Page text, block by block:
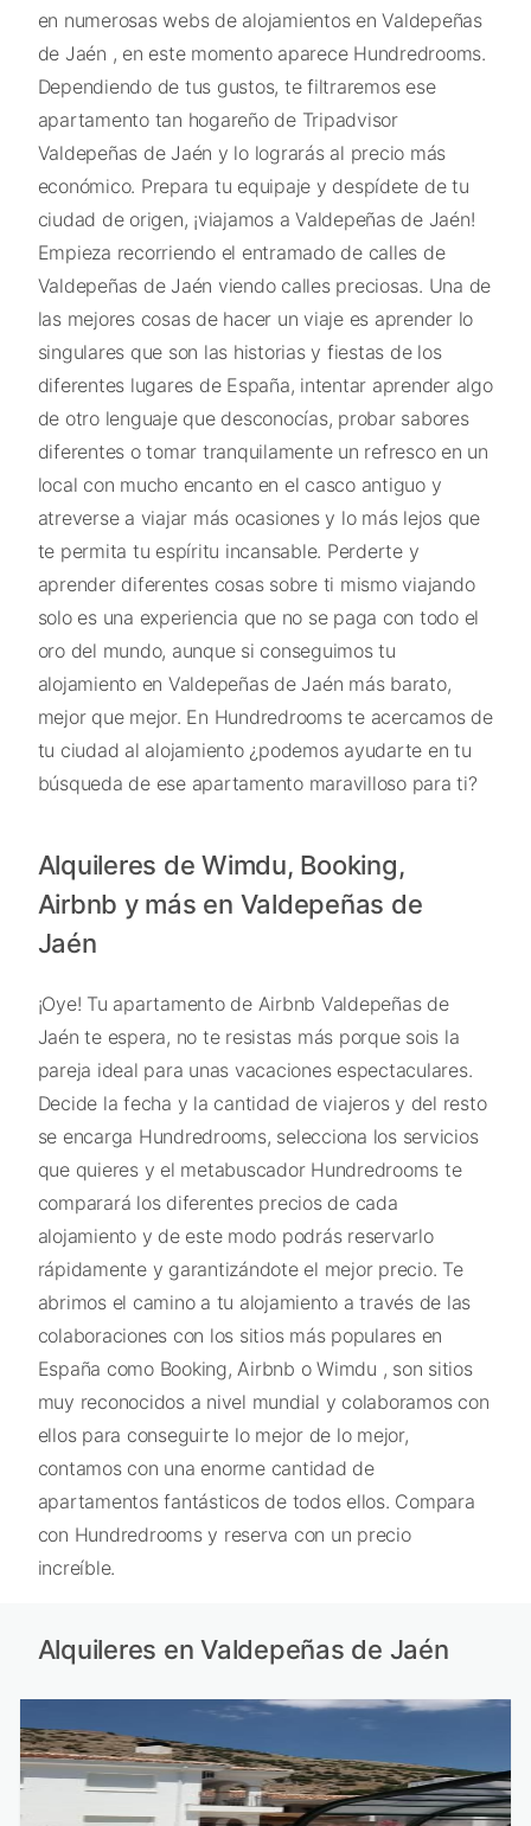
en numerosas webs de alojamientos en Valdepeñas
de Jaén , en este momento aparece Hundredrooms.
Dependiendo de tus gustos, te filtraremos ese
apartamento tan hogareño de Tripadvisor
Valdepeñas de Jaén y lo lograrás al precio más
económico. Prepara tu equipaje y despídete de tu
ciudad de origen, ¡viajamos a Valdepeñas de Jaén!
Empieza recorriendo el entramado de calles de
Valdepeñas de Jaén viendo calles preciosas. Una de
las mejores cosas de hacer un viaje es aprender lo
singulares que son las historias y fiestas de los
diferentes lugares de España, intentar aprender algo
de otro lenguaje que desconocías, probar sabores
diferentes o tomar tranquilamente un refresco en un
local con mucho encanto en el casco antiguo y
atreverse a viajar más ocasiones y lo más lejos que
te permita tu espíritu incansable. Perderte y
aprender diferentes cosas sobre ti mismo viajando
solo es una experiencia que no se paga con todo el
oro del mundo, aunque si conseguimos tu
alojamiento en Valdepeñas de Jaén más barato,
mejor que mejor. En Hundredrooms te acercamos de
tu ciudad al alojamiento ¿podemos ayudarte en tu
búsqueda de ese apartamento maravilloso para ti?
Alquileres de Wimdu, Booking,
Airbnb y más en Valdepeñas de
Jaén
¡Oye! Tu apartamento de Airbnb Valdepeñas de
Jaén te espera, no te resistas más porque sois la
pareja ideal para unas vacaciones espectaculares.
Decide la fecha y la cantidad de viajeros y del resto
se encarga Hundredrooms, selecciona los servicios
que quieres y el metabuscador Hundredrooms te
comparará los diferentes precios de cada
alojamiento y de este modo podrás reservarlo
rápidamente y garantizándote el mejor precio. Te
abrimos el camino a tu alojamiento a través de las
colaboraciones con los sitios más populares en
España como Booking, Airbnb o Wimdu , son sitios
muy reconocidos a nivel mundial y colaboramos con
ellos para conseguirte lo mejor de lo mejor,
contamos con una enorme cantidad de
apartamentos fantásticos de todos ellos. Compara
con Hundredrooms y reserva con un precio
increíble.
Alquileres en Valdepeñas de Jaén